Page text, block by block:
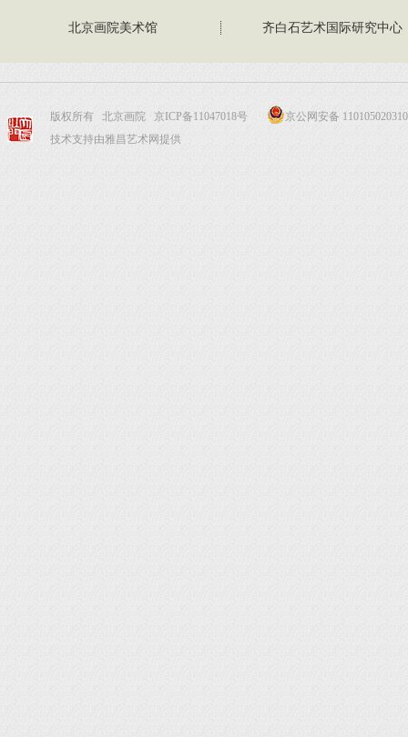
北京画院美术馆 齐白石艺术国际研究中心
版权所有 北京画院 京ICP备11047018号
京公网安备
技术支持由雅昌艺术网提供